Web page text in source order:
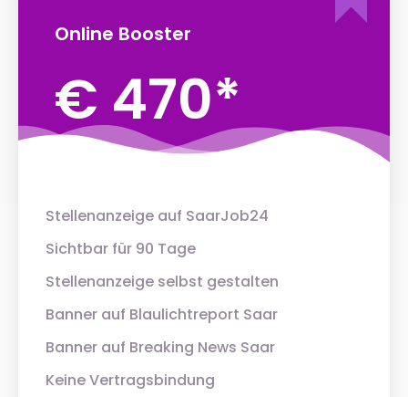
Online Booster
€ 470*
Stellenanzeige auf SaarJob24
Sichtbar für 90 Tage
Stellenanzeige selbst gestalten
Banner auf Blaulichtreport Saar
Banner auf Breaking News Saar
Keine Vertragsbindung